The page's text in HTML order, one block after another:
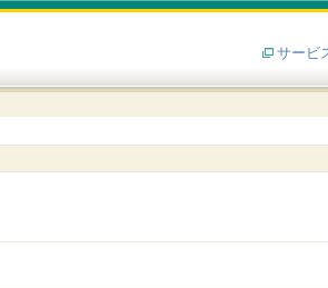
サービ